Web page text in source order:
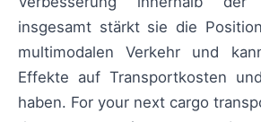
insgesamt stärkt sie die
multimodalen Verkehr und
Effekte auf Transportkosten
haben. For your next cargo